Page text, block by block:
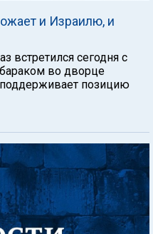
и Израилю, и
встретился сегодня с
во дворце
позицию